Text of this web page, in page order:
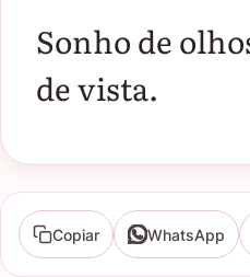
Sonho de
de vista.
Copiar WhatsApp